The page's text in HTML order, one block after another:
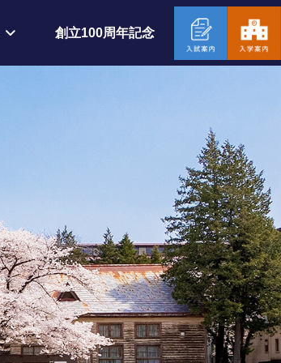
創立100周年記念